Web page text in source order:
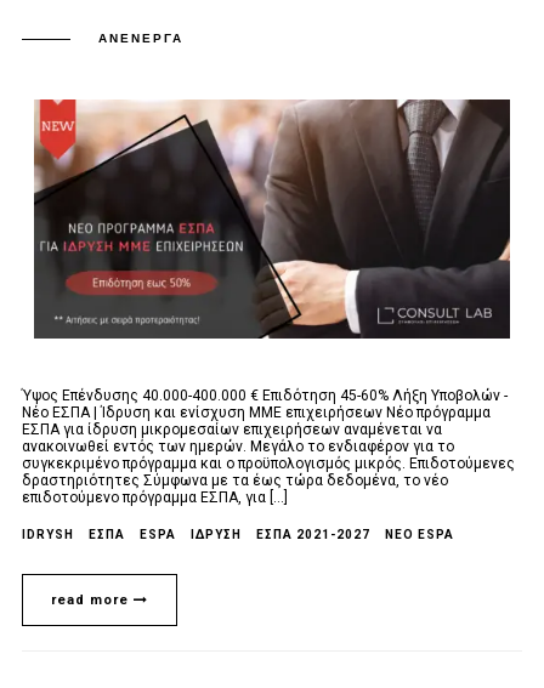
ΑΝΕΝΕΡΓΆ
Ύψος Επένδυσης 40.000-400.000 € Επιδότηση 45-60% Λήξη Υποβολών -
Νέο ΕΣΠΑ | Ίδρυση και ενίσχυση ΜΜΕ επιχειρήσεων Νέο πρόγραμμα
ΕΣΠΑ για ίδρυση μικρομεσαίων επιχειρήσεων αναμένεται να
ανακοινωθεί εντός των ημερών. Μεγάλο το ενδιαφέρον για το
συγκεκριμένο πρόγραμμα και ο προϋπολογισμός μικρός. Επιδοτούμενες
δραστηριότητες Σύμφωνα με τα έως τώρα δεδομένα, το νέο
επιδοτούμενο πρόγραμμα ΕΣΠΑ, για [...]
IDRYSH ΕΣΠΑ ESPA ΙΔΡΥΣΗ ΕΣΠΑ 2021-2027 NEO ESPA
read more